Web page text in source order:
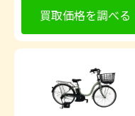
買取価格を調べる